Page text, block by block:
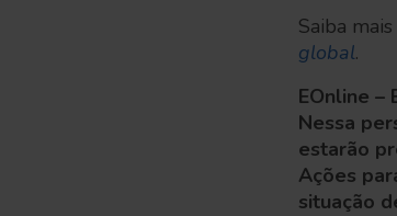
Saiba
global.
EOnline –
Nessa
estarão
Ações
situação